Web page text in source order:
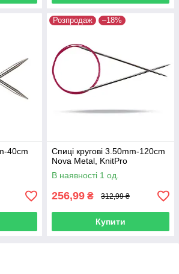
40cm
Розпродаж –18%
Спиці кругові 3.50mm-120cm
Nova Metal, KnitPro
В наявності 1 од.
256,99 ₴ 312,99 ₴
Купити